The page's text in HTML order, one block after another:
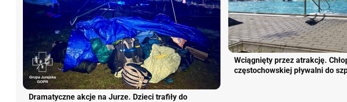
Dramatyczne akcje na Jurze. Dzieci trafiły do
Wciągnięty przez atrakcję.
częstochowskiej pływalni do